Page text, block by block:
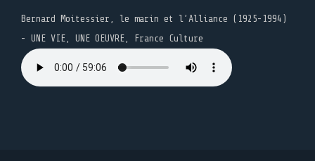
Bernard Moitessier, le marin et l’Alliance (1925-1994)
- UNE VIE, UNE OEUVRE, France Culture